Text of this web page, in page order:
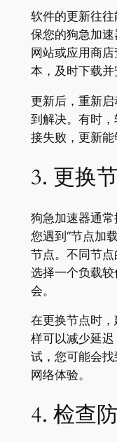
软件的更新往
保您的狗急加
网站或应用商
本，及时下载并
更新后，重新
到解决。有时
接失败，更新能
3. 更换
狗急加速器通
您遇到“节点加
节点。不同节点
选择一个负载
会。
在更换节点时
样可以减少延
试，您可能会
网络体验。
4. 检查